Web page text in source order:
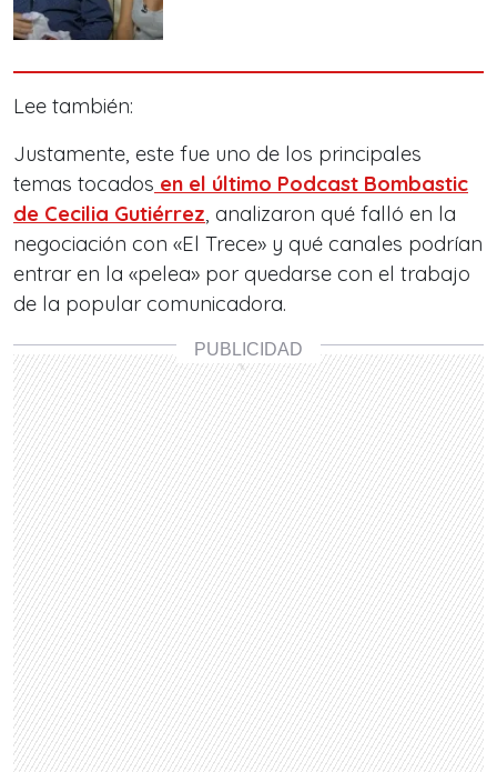
Lee también:
Justamente, este fue uno de los principales
temas tocados en el último Podcast Bombastic
de Cecilia Gutiérrez, analizaron qué falló en la
negociación con «El Trece» y qué canales podrían
entrar en la «pelea» por quedarse con el trabajo
de la popular comunicadora.